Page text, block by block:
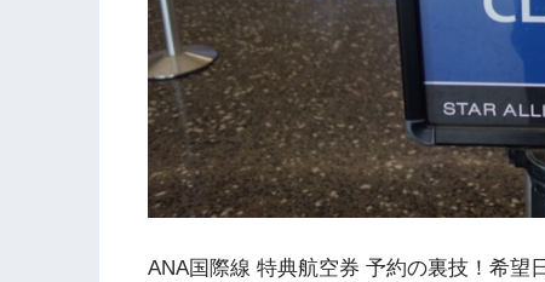
ANA国際線 特典航空券 予約の裏技！希望